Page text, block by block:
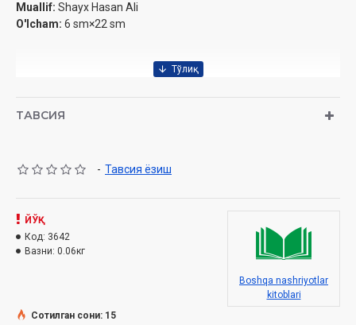
Muallif: Shayx Hasan Ali
O'lcham: 6 sm×22 sm
ТАВСИЯ
- Тавсия ёзиш
ЙЎҚ
Код: 3642
Вазни: 0.06кг
Boshqa nashriyotlar
kitoblari
Сотилган сони: 15